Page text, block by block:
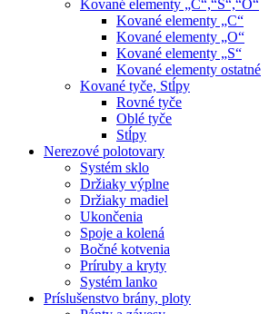
Kované elementy „C“,“S“,“O“
Kované elementy „C“
Kované elementy „O“
Kované elementy „S“
Kované elementy ostatné
Kované tyče, Stĺpy
Rovné tyče
Oblé tyče
Stĺpy
Nerezové polotovary
Systém sklo
Držiaky výplne
Držiaky madiel
Ukončenia
Spoje a kolená
Bočné kotvenia
Príruby a kryty
Systém lanko
Príslušenstvo brány, ploty